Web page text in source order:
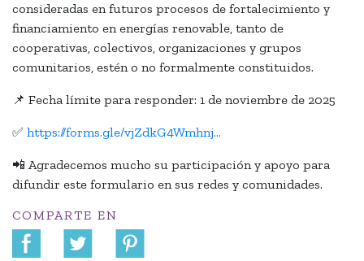
consideradas en futuros procesos de fortalecimiento y
financiamiento en energías renovable, tanto de
cooperativas, colectivos, organizaciones y grupos
comunitarios, estén o no formalmente constituidos.
📌 Fecha límite para responder: 1 de noviembre de 2025
✅ https://forms.gle/vjZdkG4Wmhnj...
📲 Agradecemos mucho su participación y apoyo para
difundir este formulario en sus redes y comunidades.
COMPARTE EN